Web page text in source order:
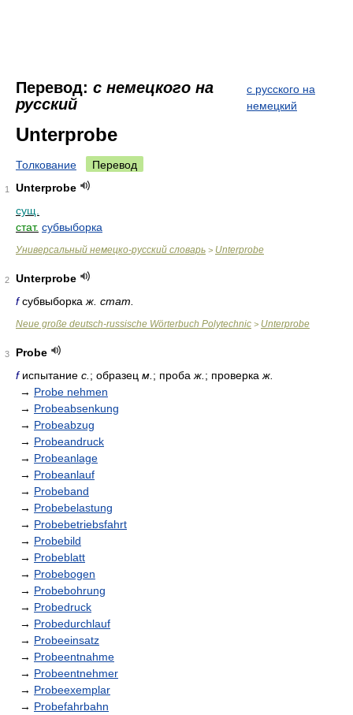
Перевод: с немецкого на
русский
с русского на
немецкий
Unterprobe
Толкование Перевод
1
Unterprobe
сущ.
стат. субвыборка
Универсальный немецко-русский словарь > Unterprobe
2
Unterprobe
fсубвыборка ж. стат.
Neue große deutsch-russische Wörterbuch Polytechnic > Unterprobe
3
Probe
fиспытание с. ; образец м. ; проба ж. ; проверка ж.
→ Probe nehmen
→ Probeabsenkung
→ Probeabzug
→ Probeandruck
→ Probeanlage
→ Probeanlauf
→ Probeband
→ Probebelastung
→ Probebetriebsfahrt
→ Probebild
→ Probeblatt
→ Probebogen
→ Probebohrung
→ Probedruck
→ Probedurchlauf
→ Probeeinsatz
→ Probeentnahme
→ Probeentnehmer
→ Probeexemplar
→ Probefahrbahn